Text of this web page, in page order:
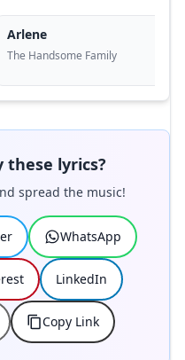
Arlene
The Handsome Family
these lyrics?
spread the music!
WhatsApp
LinkedIn
Copy Link